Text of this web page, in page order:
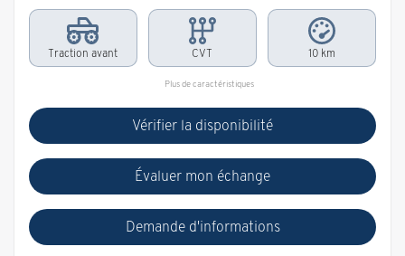
Traction avant CVT 10 km
Plus de caractéristiques
Vérifier la disponibilité
Évaluer mon échange
Demande d'informations